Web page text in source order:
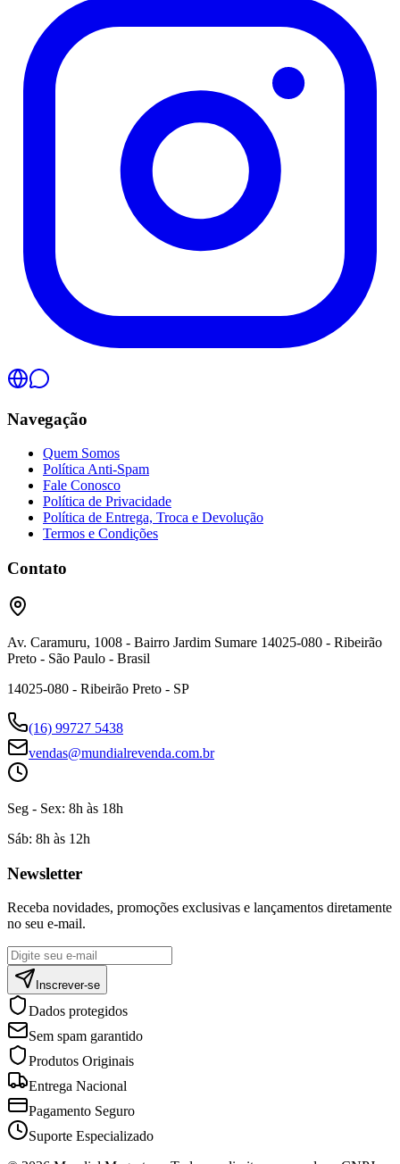
Navegação
Quem Somos
Política Anti-Spam
Fale Conosco
Política de Privacidade
Política de Entrega, Troca e Devolução
Termos e Condições
Contato
Av. Caramuru, 1008 - Bairro Jardim Sumare 14025-080 - Ribeirão
Preto - São Paulo - Brasil
14025-080 - Ribeirão Preto - SP
(16) 99727 5438
vendas@mundialrevenda.com.br
Seg - Sex: 8h às 18h
Sáb: 8h às 12h
Newsletter
Receba novidades, promoções exclusivas e lançamentos diretamente
no seu e-mail.
Inscrever-se
Dados protegidos
Sem spam garantido
Produtos Originais
Entrega Nacional
Pagamento Seguro
Suporte Especializado